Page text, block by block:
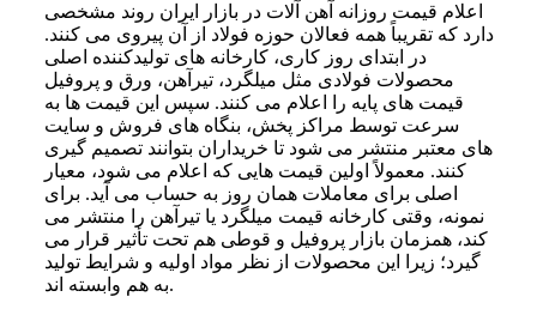
اعلام قیمت روزانه آهن آلات در بازار ایران روند مشخصی
دارد که تقریباً همه فعالان حوزه فولاد از آن پیروی می کنند.
در ابتدای روز کاری، کارخانه های تولیدکننده اصلی
محصولات فولادی مثل میلگرد، تیرآهن، ورق و پروفیل
قیمت های پایه را اعلام می کنند. سپس این قیمت ها به
سرعت توسط مراکز پخش، بنگاه های فروش و سایت
های معتبر منتشر می شود تا خریداران بتوانند تصمیم گیری
کنند. معمولاً اولین قیمت هایی که اعلام می شود، معیار
اصلی برای معاملات همان روز به حساب می آید. برای
نمونه، وقتی کارخانه قیمت میلگرد یا تیرآهن را منتشر می
کند، همزمان بازار پروفیل و قوطی هم تحت تأثیر قرار می
گیرد؛ زیرا این محصولات از نظر مواد اولیه و شرایط تولید
به هم وابسته اند.